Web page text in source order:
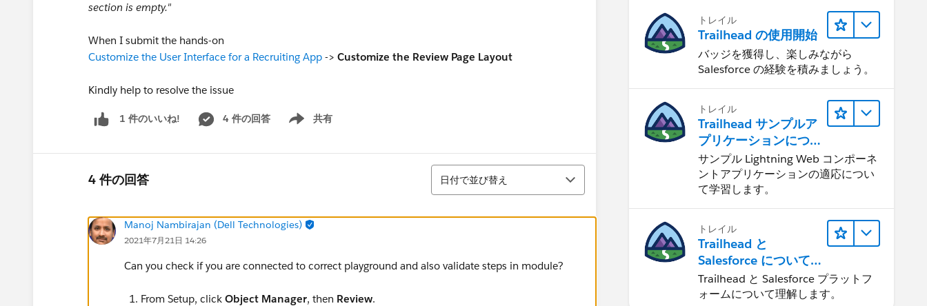
section is empty."
When I submit the hands-on
Customize the User Interface for a Recruiting App -> Customize the Review Page Layout
Kindly help to resolve the issue
1 件のいいね! 4 件の回答 共有
Show menu
4 件の回答
並び替え
日付で並び替え
Manoj Nambirajan (Dell Technologies)
2021年7月21日 14:26
Can you check if you are connected to correct playground and also validate steps in module?
From Setup, click Object Manager, then Review.
トレイル
Trailhead の使用開始
バッジを獲得し、楽しみながら
Salesforce の経験を積みましょう。
トレイル
Trailhead サンプルア
プリケーションにつ
いて知る
サンプル Lightning Web コンポーネ
ントアプリケーションの適応につい
て学習します。
トレイル
Trailhead と
Salesforce について
学ぶ
Trailhead と Salesforce プラットフ
ォームについて理解します。